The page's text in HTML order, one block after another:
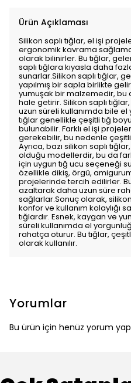
Ürün Açıklaması
Silikon saplı tığlar, el işi
ergonomik kavrama
olarak bilinirler. Bu tığlar,
saplı tığlara kıyasla daha
sunarlar.Silikon saplı tığlar,
yapılmış bir sapla birlikte
yumuşak bir malzemedir, bu
hale getirir. Silikon saplı
uzun süreli kullanımda bile
tığlar genellikle çeşitli tığ
bulunabilir. Farklı el işi
gerekebilir, bu nedenle
Ayrıca, bazı silikon saplı
olduğu modellerdir, bu da
için uygun tığ ucu seçeneği
özellikle dikiş, örgü,
projelerinde tercih edilirler. Bu
azaltarak daha uzun süre
sağlarlar.Sonuç olarak,
konfor ve kullanım kolaylığı
tığlardır. Esnek, kaygan ve
süreli kullanımda el
rahatça oturur. Bu tığlar,
olarak kullanılır.
Yorumlar
Bu ürün için henüz yorum